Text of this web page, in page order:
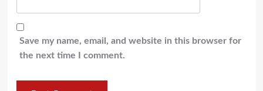
Save my name, email, and website in this browser for
the next time I comment.